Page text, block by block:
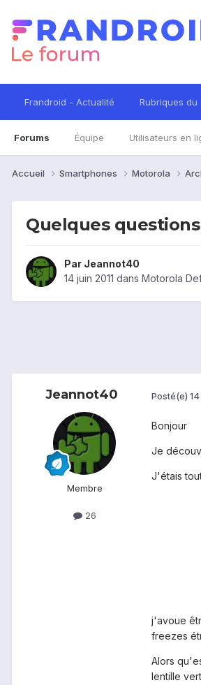
Frandroid - Actualité Rubriques du
Forums Équipe Utilisateurs en
Accueil Smartphones Motorola
Quelques
Par Jeannot40
14 juin 2011 dans Motorola
Jeannot40
Membre
26
Posté(e)
Bonjour
Je
J'étais
j'avoue
freezes
Alors
lentille